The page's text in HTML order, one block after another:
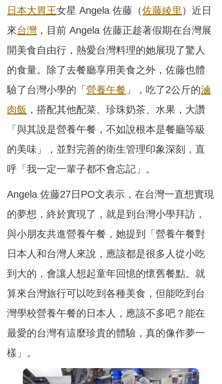
日本大胃王女星 Angela 佐藤（佐藤綾里 ）近日
來台灣 ，目前 Angela 佐藤正趁著假期在台灣展
開美食自由行，熱愛台灣料理的她展現了驚人
的食量。除了去餐廳享用美食之外，佐藤也體
驗了台灣小學的「營養午餐 」，吃了2公斤的滷
肉飯 ，搭配其他配菜、珍珠奶茶、水果，大讚
「與其說是營養午餐，不如說根本是餐廳等級
的美味」，並對完善的衛生管理印象深刻，直
呼「我一定一輩子都不會忘記」。
Angela 佐藤27日PO文表示，在台灣一直想實現
的夢想，終於實現了，就是到台灣小學拜訪，
與小朋友共進營養午餐，她提到「營養午餐對
日本人和台灣人來說，應該都是很多人從小吃
到大的，會讓人想起童年回憶的懷舊餐點。就
算來台灣旅行可以吃到各種美食，但能吃到台
灣學校營養午餐的日本人，應該不多吧？能在
最愛的台灣有這麼珍貴的體驗，真的像作夢一
樣」。